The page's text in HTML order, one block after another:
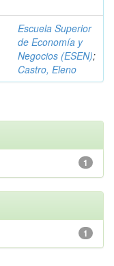
Escuela Superior
de Economía y
Negocios (ESEN);
Castro, Eleno
1
1